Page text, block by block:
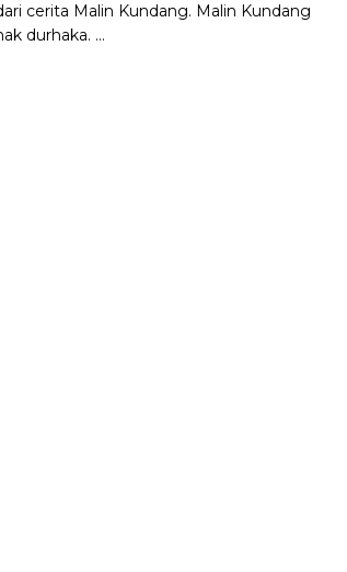
cerita Malin Kundang. Malin Kundang
durhaka. ...